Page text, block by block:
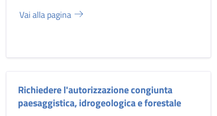
Vai alla pagina
Richiedere l'autorizzazione congiunta
paesaggistica, idrogeologica e forestale